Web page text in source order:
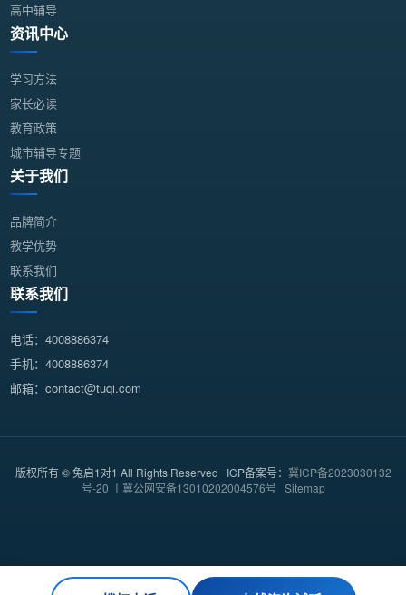
高中辅导
资讯中心
学习方法
家长必读
教育政策
城市辅导专题
关于我们
品牌简介
教学优势
联系我们
联系我们
电话：4008886374
手机：4008886374
邮箱：contact@tuqi.com
版权所有 © 兔启1对1 All Rights Reserved ICP备案号： 冀ICP备2023030132
号-20 丨冀公网安备13010202004576号 Sitemap